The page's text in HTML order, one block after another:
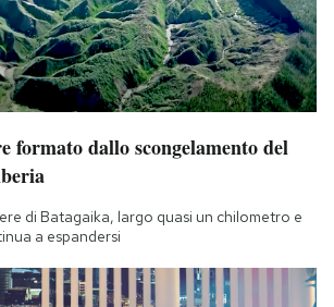
formato dallo scongelamento del
di Batagaika, largo quasi un chilometro e
a espandersi